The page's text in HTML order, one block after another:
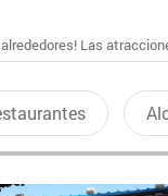
Las